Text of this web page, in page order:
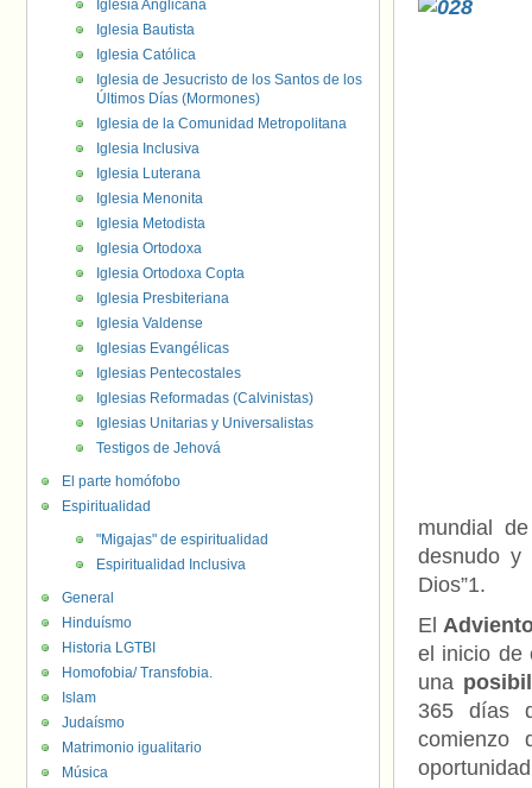
mundial
desnudo y
Dios”1.
El
el inicio de
una
365 días
comienzo
Iglesia Anglicana
Iglesia Bautista
Iglesia Católica
Iglesia de Jesucristo de los Santos de los
Últimos Días (Mormones)
Iglesia de la Comunidad Metropolitana
Iglesia Inclusiva
Iglesia Luterana
Iglesia Menonita
Iglesia Metodista
Iglesia Ortodoxa
Iglesia Ortodoxa Copta
Iglesia Presbiteriana
Iglesia Valdense
Iglesias Evangélicas
Iglesias Pentecostales
Iglesias Reformadas (Calvinistas)
Iglesias Unitarias y Universalistas
Testigos de Jehová
El parte homófobo
Espiritualidad
"Migajas" de espiritualidad
Espiritualidad Inclusiva
General
Hinduísmo
Historia LGTBI
Homofobia/ Transfobia.
Islam
Judaísmo
Matrimonio igualitario
Música